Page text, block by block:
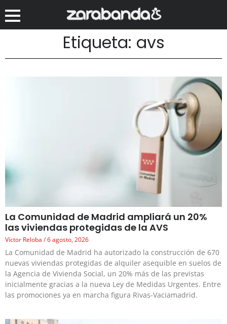
Etiqueta: avs
La Comunidad de Madrid ampliará un 20%
las viviendas protegidas de la AVS
Víctor Reloba 6 agosto, 2026
La Comunidad de Madrid ha autorizado la construcción de 670
nuevas viviendas protegidas de alquiler asequible en suelos de
la Agencia de Vivienda Social, un 20% más de las previstas
inicialmente gracias a la nueva Ley de Medidas Urgentes. Entre
las promociones ya en marcha figura Rivas-Vaciamadrid.